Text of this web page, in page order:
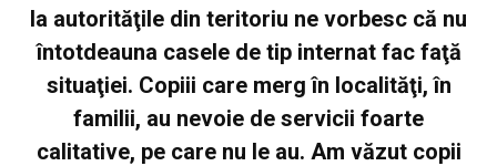
la autorităţile din teritoriu ne vorbesc că nu
întotdeauna casele de tip internat fac faţă
situaţiei. Copiii care merg în localităţi, în
familii, au nevoie de servicii foarte
calitative, pe care nu le au. Am văzut copii